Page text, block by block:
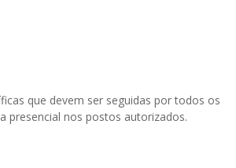
que devem ser seguidas por todos os
presencial nos postos autorizados.